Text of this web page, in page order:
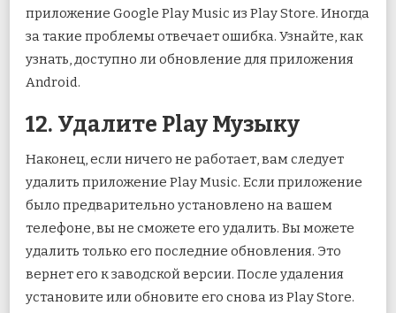
приложение Google Play Music из Play Store. Иногда
за такие проблемы отвечает ошибка. Узнайте, как
узнать, доступно ли обновление для приложения
Android.
12. Удалите Play Музыку
Наконец, если ничего не работает, вам следует
удалить приложение Play Music. Если приложение
было предварительно установлено на вашем
телефоне, вы не сможете его удалить. Вы можете
удалить только его последние обновления. Это
вернет его к заводской версии. После удаления
установите или обновите его снова из Play Store.